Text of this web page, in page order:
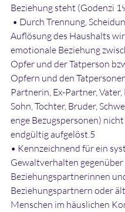
Beziehung steht (Godenzi
Auflösung des Haushalts
emotionale Beziehung
Opfer und der Tatperson
Opfern und den
Partnerin, Ex-Partner,
Sohn, Tochter, Bruder,
enge Bezugspersonen)
endgültig aufgelöst.5
• Kennzeichnend für ein
Gewaltverhalten
Beziehungspartnerinnen
Beziehungspartnern oder
Menschen im häuslichen